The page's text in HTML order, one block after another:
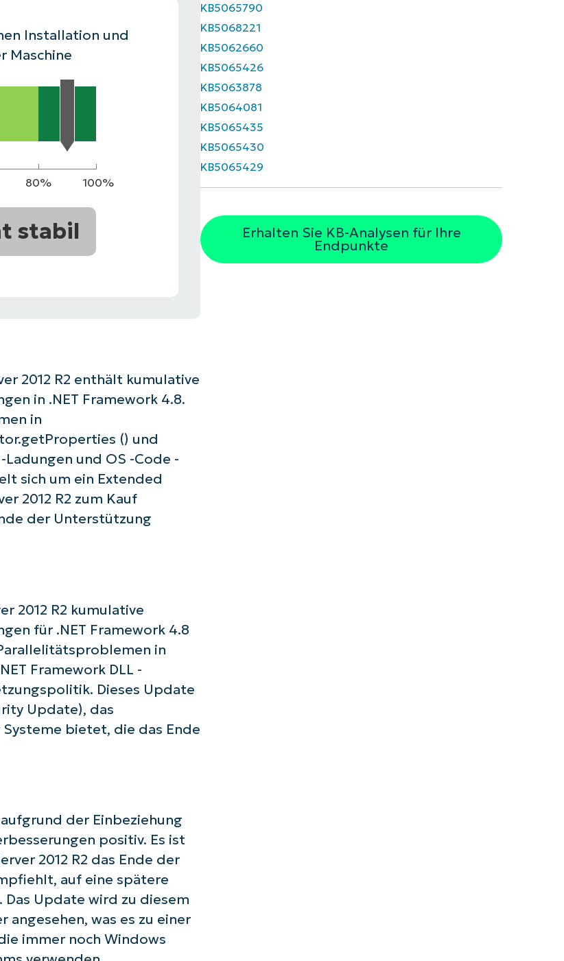
ANSEHEN
PRODUKT-
ANSEHEN
ANSEHEN
Installation und
Maschine
80% 100%
stabil
2012 R2 enthält kumulative
in .NET Framework 4.8.
in
() und
Ladungen und OS -Code -
sich um ein Extended
2012 R2 zum Kauf
der Unterstützung
2012 R2 kumulative
für .NET Framework 4.8
in
Framework DLL -
Dieses Update
Update), das
bietet, die das Ende
der Einbeziehung
positiv. Es ist
2012 R2 das Ende der
auf eine spätere
Das Update wird zu diesem
was es zu einer
immer noch Windows
KB5065790
KB5068221
KB5062660
KB5065426
KB5063878
KB5064081
KB5065435
KB5065430
KB5065429
Erhalten Sie KB-Analysen für Ihre
Endpunkte
AI-gesteuerten KB-Analysen!
First
and
name*
Business
email*
Company
name*